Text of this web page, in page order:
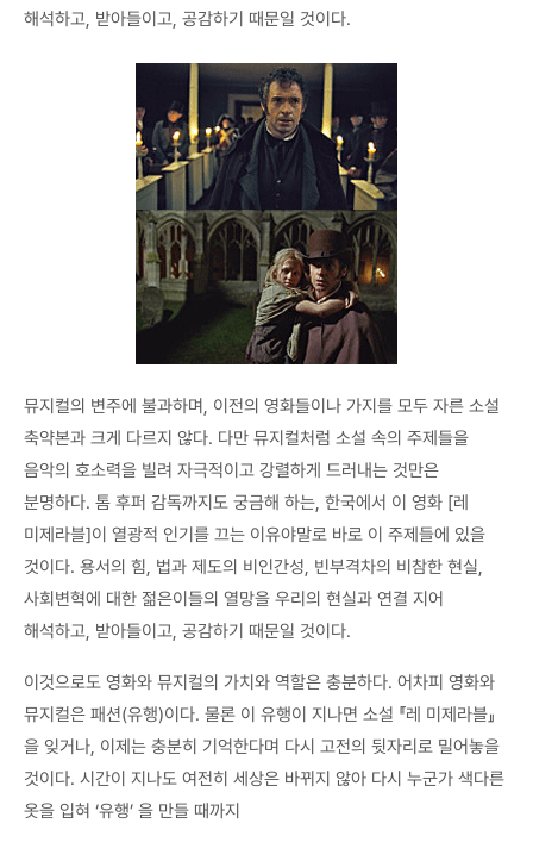
해석하고, 받아들이고, 공감하기 때문일 것이다.
뮤지컬의 변주에 불과하며, 이전의 영화들이나 가지를 모두 자른 소설
축약본과 크게 다르지 않다. 다만 뮤지컬처럼 소설 속의 주제들을
음악의 호소력을 빌려 자극적이고 강렬하게 드러내는 것만은
분명하다. 톰 후퍼 감독까지도 궁금해 하는, 한국에서 이 영화 [레
미제라블]이 열광적 인기를 끄는 이유야말로 바로 이 주제들에 있을
것이다. 용서의 힘, 법과 제도의 비인간성, 빈부격차의 비참한 현실,
사회변혁에 대한 젊은이들의 열망을 우리의 현실과 연결 지어
해석하고, 받아들이고, 공감하기 때문일 것이다.
이것으로도 영화와 뮤지컬의 가치와 역할은 충분하다. 어차피 영화와
뮤지컬은 패션(유행)이다. 물론 이 유행이 지나면 소설 『레 미제라블』
을 잊거나, 이제는 충분히 기억한다며 다시 고전의 뒷자리로 밀어놓을
것이다. 시간이 지나도 여전히 세상은 바뀌지 않아 다시 누군가 색다른
옷을 입혀 ‘유행’ 을 만들 때까지